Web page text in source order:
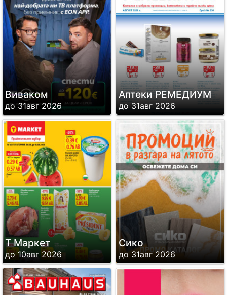
Виваком
до 31авг 2026
Аптеки РЕМЕДИУМ
до 31авг 2026
Т Маркет
до 10авг 2026
Сико
до 31авг 2026